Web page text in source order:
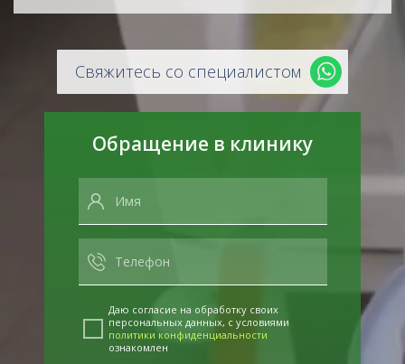
Свяжитесь со специалистом
Обращение в клинику
Даю согласие на обработку своих
персональных данных, с условиями
политики конфиденциальности
ознакомлен